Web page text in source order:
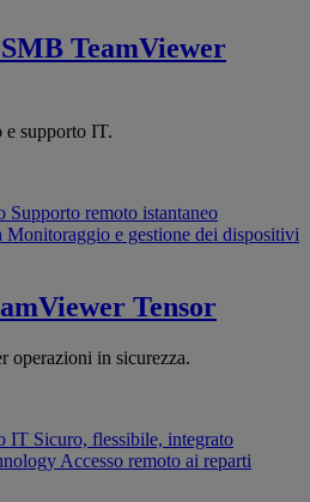
TeamViewer
e supporto IT.
Supporto remoto istantaneo
Monitoraggio e gestione dei dispositivi
Tensor
operazioni in sicurezza.
IT Sicuro, flessibile, integrato
Accesso remoto ai reparti